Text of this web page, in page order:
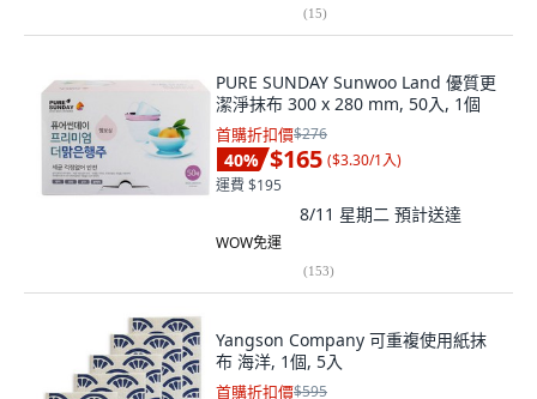
(15)
PURE SUNDAY Sunwoo Land 優質更
潔淨抹布 300 x 280 mm, 50入, 1個
首購折扣價$276
40% $165 ($3.30/1入)
運費 $195
8/11 星期二 預計送達
WOW免運
(153)
Yangson Company 可重複使用紙抹
布 海洋, 1個, 5入
首購折扣價$595